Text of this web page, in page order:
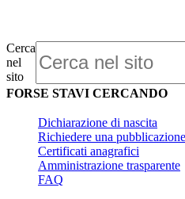
Cerca
nel
sito
FORSE STAVI CERCANDO
Dichiarazione di nascita
Richiedere una
Certificati anagrafici
Amministrazione trasparente
FAQ